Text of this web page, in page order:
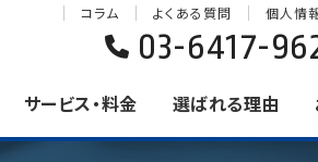
サービス・料金 選ばれる理由
コラム よくある質問 個人情
03-6417-